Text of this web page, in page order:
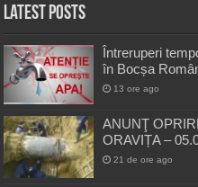
Latest Posts
Întreruperi
în Bocșa
13 ore ago
ANUNŢ
ORAVIȚA –
21 de ore ago